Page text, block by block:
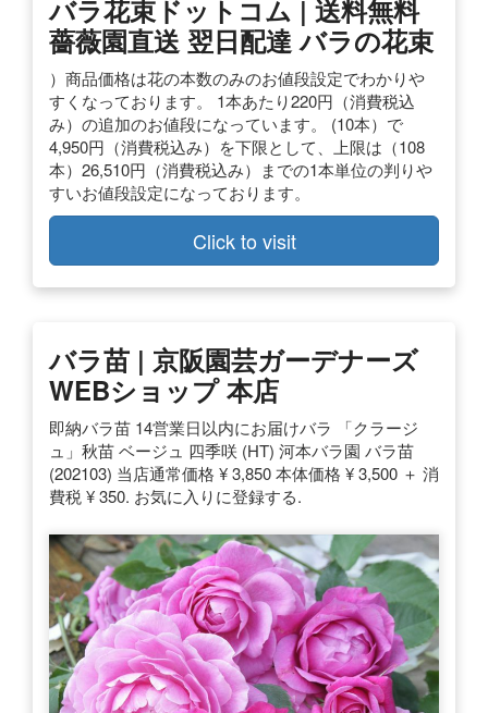
バラ花束ドットコム | 送料無料
薔薇園直送 翌日配達 バラの花束
）商品価格は花の本数のみのお値段設定でわかりや
すくなっております。 1本あたり220円（消費税込
み）の追加のお値段になっています。 (10本）で
4,950円（消費税込み）を下限として、上限は（108
本）26,510円（消費税込み）までの1本単位の判りや
すいお値段設定になっております。
Click to visit
バラ苗 | 京阪園芸ガーデナーズ
WEBショップ 本店
即納バラ苗 14営業日以内にお届けバラ 「クラージ
ュ」秋苗 ベージュ 四季咲 (HT) 河本バラ園 バラ苗
(202103) 当店通常価格 ¥ 3,850 本体価格 ¥ 3,500 ＋ 消
費税 ¥ 350. お気に入りに登録する.